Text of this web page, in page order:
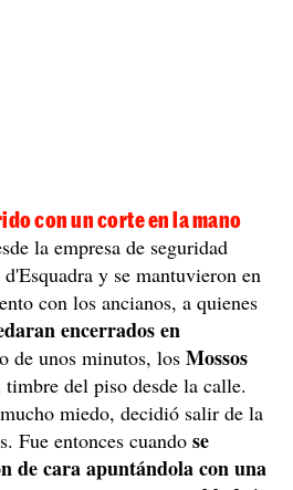
con un corte en la mano
la empresa de seguridad
y se mantuvieron en
con los ancianos, a quienes
encerrados en
de unos minutos, los Mossos
del piso desde la calle.
miedo, decidió salir de la
Fue entonces cuando se
de cara apuntándola con una